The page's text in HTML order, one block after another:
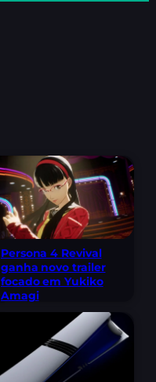
Persona 4 Revival
ganha novo trailer
focado em Yukiko
Amagi